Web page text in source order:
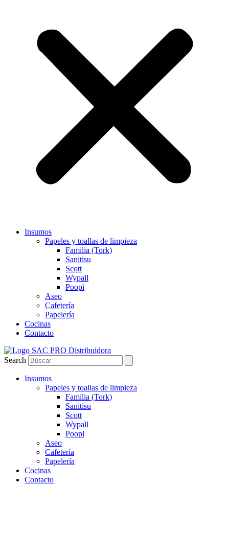
Insumos
Papeles y toallas de limpieza
Familia (Tork)
Sanitisu
Scott
Wypall
Poopi
Aseo
Cafetería
Papelería
Cocinas
Contacto
Search
Insumos
Papeles y toallas de limpieza
Familia (Tork)
Sanitisu
Scott
Wypall
Poopi
Aseo
Cafetería
Papelería
Cocinas
Contacto